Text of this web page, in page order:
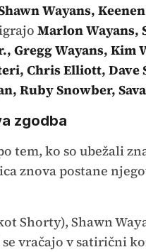
Wayans,
Marlon Wayans,
Gregg Wayans,
Chris Elliott,
Ruby Snowber,
zgodba
tem, ko so ubežali
znova postane
Shorty), Shawn
vračajo v satirični